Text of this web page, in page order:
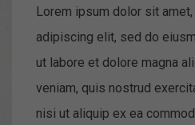
Lorem ipsum dolor sit
adipiscing elit, sed do
ut labore et dolore magna
veniam, quis nostrud
nisi ut aliquip ex ea